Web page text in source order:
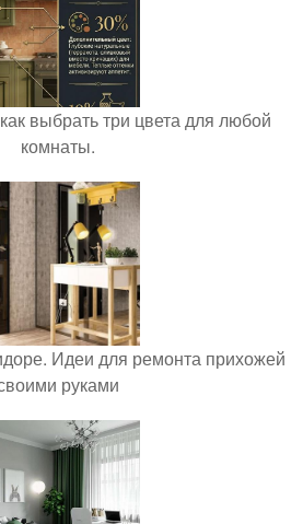
выбрать три цвета для любой
комнаты.
Идеи для ремонта прихожей
руками